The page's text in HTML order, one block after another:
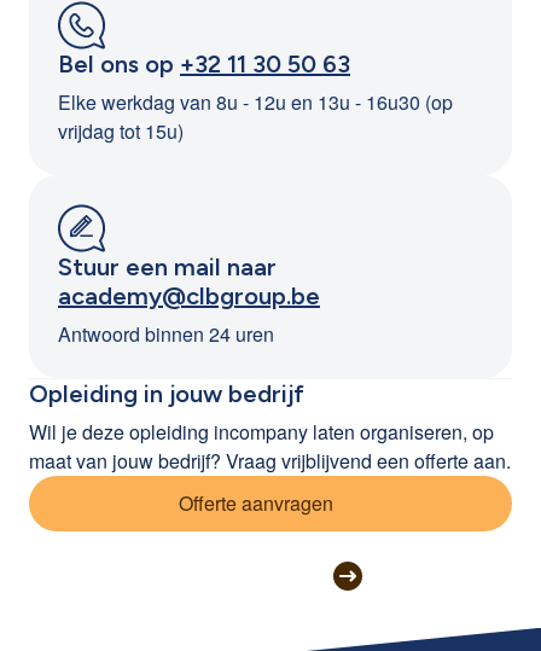
Bel ons op +32 11 30 50 63
Elke werkdag van 8u - 12u en 13u - 16u30 (op
vrijdag tot 15u)
Stuur een mail naar
academy@clbgroup.be
Antwoord binnen 24 uren
Opleiding in jouw bedrijf
Wil je deze opleiding incompany laten organiseren, op
maat van jouw bedrijf? Vraag vrijblijvend een offerte aan.
Offerte aanvragen